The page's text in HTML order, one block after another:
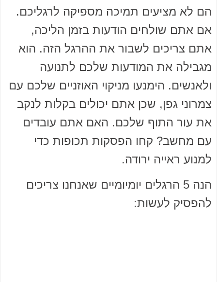
הם לא מציעים תמיכה מספיקה לרגליכם.
אם אתם שולחים הודעות בזמן הליכה,
אתם צריכים לשבור את ההרגל הזה. הוא
מגבילה את המודעות שלכם לתנועה
ולאנשים. הימנעו מניקוי האוזניים שלכם עם
צמרוני גפן, שכן אתם יכולים בקלות לנקב
את עור התוף שלכם. האם אתם עובדים
עם מחשב? קחו הפסקות תכופות כדי
למנוע ראייה ירודה.
הנה 5 הרגלים יומיומיים שאנחנו צריכים
להפסיק לעשות: